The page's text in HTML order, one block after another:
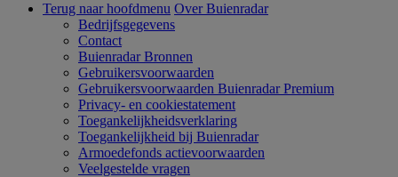
Terug naar hoofdmenu Over Buienradar
Bedrijfsgegevens
Contact
Buienradar Bronnen
Gebruikersvoorwaarden
Gebruikersvoorwaarden Buienradar Premium
Privacy- en cookiestatement
Toegankelijkheidsverklaring
Toegankelijkheid bij Buienradar
Armoedefonds actievoorwaarden
Veelgestelde vragen